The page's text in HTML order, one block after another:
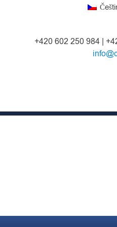
+420 602 250 984 |